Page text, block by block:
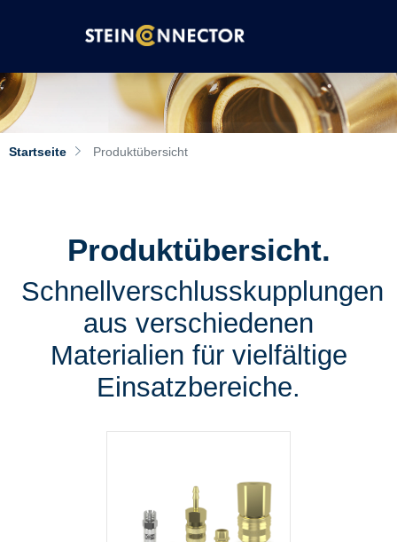
Startseite Produktübersicht
Produktübersicht.
Schnellverschlusskupplungen
aus verschiedenen
Materialien für vielfältige
Einsatzbereiche.